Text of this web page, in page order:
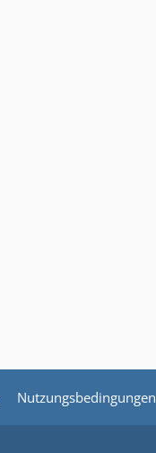
Nutzungsbedingungen